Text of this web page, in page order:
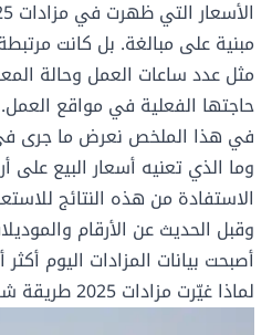
مبنية على مبالغة. بل كانت
مثل عدد ساعات العمل وحالة
حاجتها الفعلية في مواقع العمل.
في هذا الملخص نعرض ما جرى
وما الذي تعنيه أسعار البيع
الاستفادة من هذه النتائج
وقبل الحديث عن الأرقام
أصبحت بيانات المزادات اليوم
لماذا غيّرت مزادات 2025 طريقة شراء الآليات الثقيلة؟